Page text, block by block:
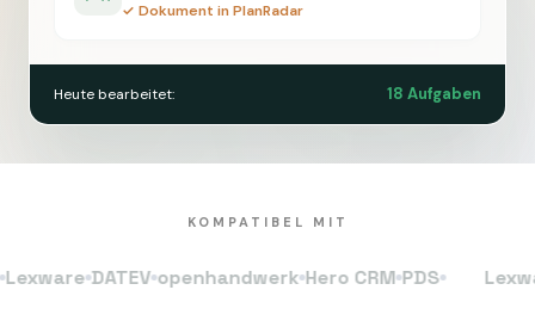
✓ Dokument in PlanRadar
Heute bearbeitet: 18 Aufgaben
KOMPATIBEL MIT
DATEV openhandwerk Hero CRM PDS Lexware